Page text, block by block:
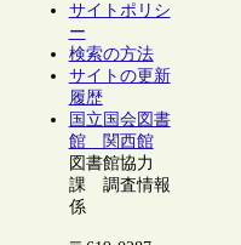
サイトポリシ
ー
検索の方法
サイトの更新
履歴
国立国会図書
館 関西館
図書館協力
課 調査情報
係